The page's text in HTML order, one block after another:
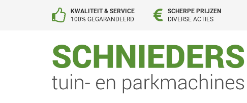
KWALITEIT & SERVICE
100% GEGARANDEERD
SCHERPE PRIJZEN
DIVERSE ACTIES